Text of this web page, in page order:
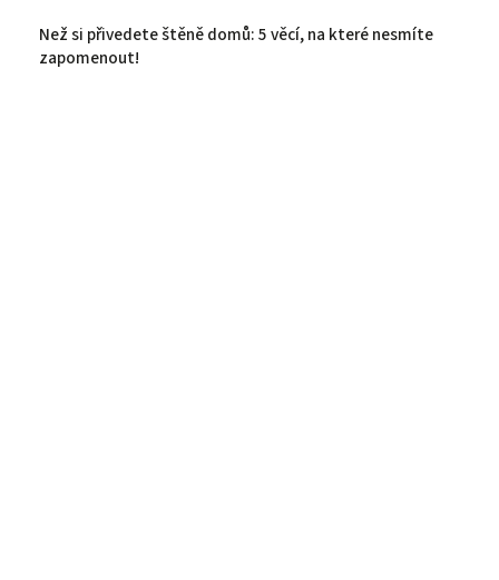
Než si přivedete štěně domů: 5 věcí, na které nesmíte
zapomenout!